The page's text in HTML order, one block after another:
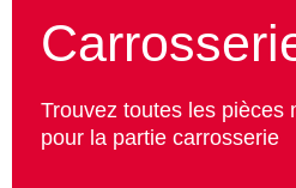
Trouvez toutes les pièces
pour la partie carrosserie